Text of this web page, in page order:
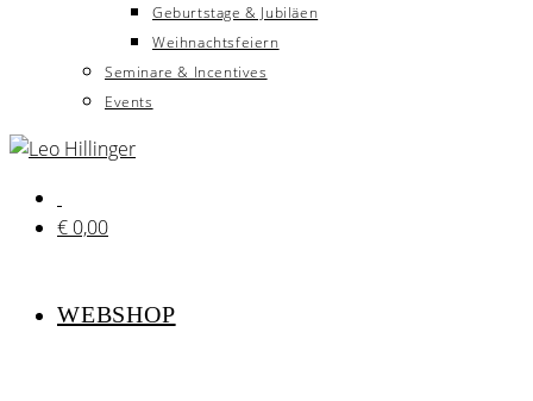
Geburtstage & Jubiläen
Weihnachtsfeiern
Seminare & Incentives
Events
€ 0,00
WEBSHOP